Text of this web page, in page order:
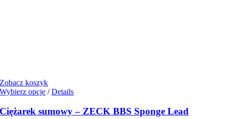
Zobacz koszyk
Wybierz opcje Ten
ma
/ Details
Ciężarek sumowy – ZECK BBS Sponge Lead